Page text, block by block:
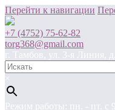
Перейти к навигации
+7 (4752) 75-62-82
torg368@gmail.com
г. Тамбов, ул. 3-я Линия,
×
Режим работы: пн. - пт. c